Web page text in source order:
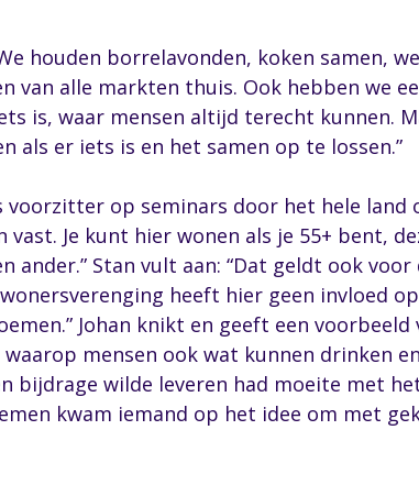
houden borrelavonden, koken samen,
van alle markten thuis. Ook hebben we
is, waar mensen altijd terecht kunnen.
als er iets is en het samen op te lossen.”
op seminars door het hele land
Je kunt hier wonen als je 55+ bent,
Stan vult aan: “Dat geldt ook voor
heeft hier geen invloed
Johan knikt en geeft een voorbeeld
mensen ook wat kunnen drinken
bijdrage wilde leveren had moeite met
kwam iemand op het idee om met